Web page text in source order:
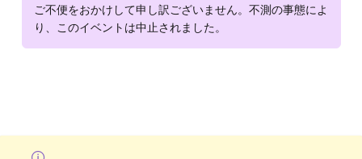
ご不便をおかけして申し訳ございません。不測の事態によ
り、このイベントは中止されました。